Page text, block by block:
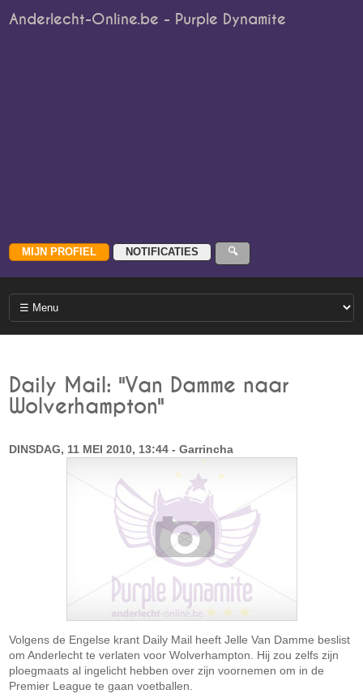
Anderlecht-Online.be - Purple Dynamite
Daily Mail: "Van Damme naar
Wolverhampton"
DINSDAG, 11 MEI 2010, 13:44 - Garrincha
Volgens de Engelse krant Daily Mail heeft Jelle Van Damme beslist
om Anderlecht te verlaten voor Wolverhampton. Hij zou zelfs zijn
ploegmaats al ingelicht hebben over zijn voornemen om in de
Premier League te gaan voetballen.